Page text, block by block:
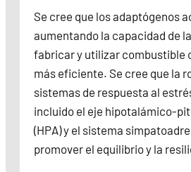
Se cree que los adaptógenos
aumentando la capacidad de
fabricar y utilizar combustible
más eficiente. Se cree que la
sistemas de respuesta al
incluido el eje hipotalámico-
(HPA) y el sistema
promover el equilibrio y la